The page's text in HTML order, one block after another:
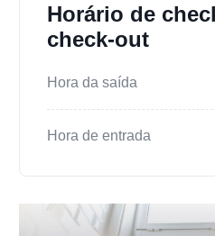
Horário de
check-out
Hora da saída
Hora de entrada